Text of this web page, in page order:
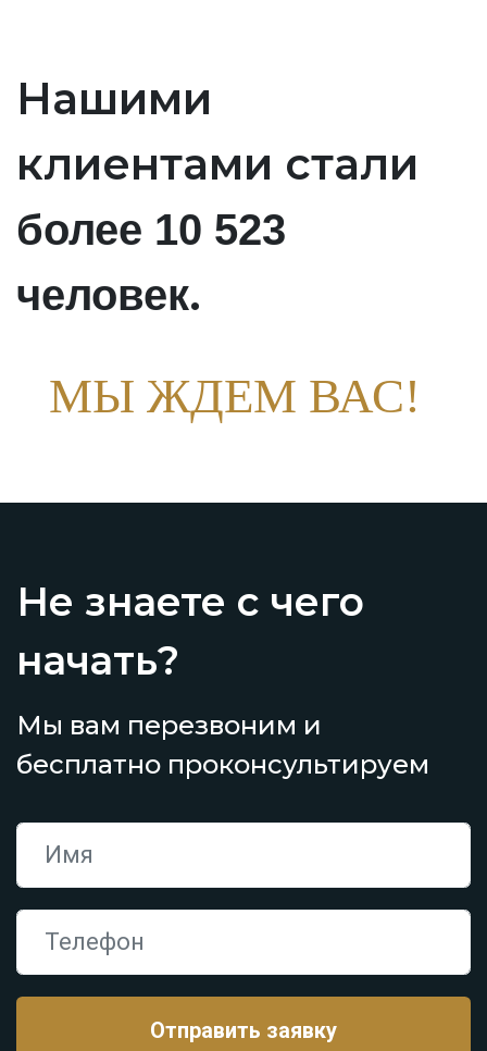
Нашими
клиентами стали
более 10 523
человек.
МЫ ЖДЕМ ВАС!
Не знаете с чего
начать?
Мы вам перезвоним и
бесплатно проконсультируем